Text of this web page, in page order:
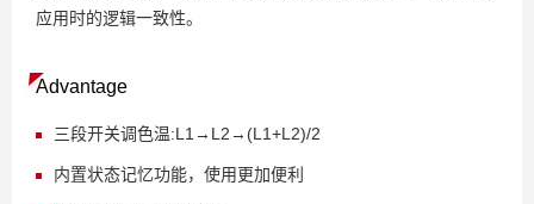
应用时的逻辑一致性。
Advantage
三段开关调色温:L1 → L2→ (L1+L2)/2
内置状态记忆功能，使用更加便利